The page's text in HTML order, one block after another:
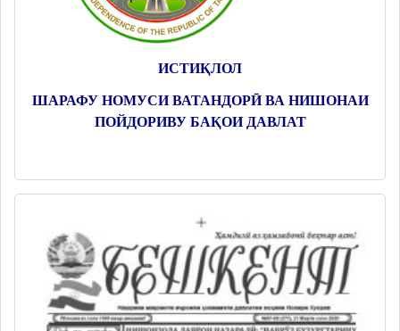
ИСТИҚЛОЛ
ШАРАФУ НОМУСИ ВАТАНДОРӢ ВА НИШОНАИ
ПОЙДОРИВУ БАҚОИ ДАВЛАТ